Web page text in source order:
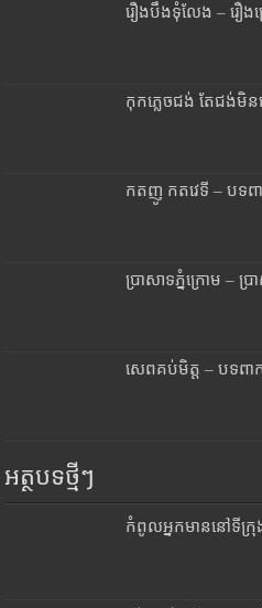
រឿងបឹងទុំលែង – រឿងព្រ
កុកភ្លេចជង់ តែជង់មិន
កតញូ កតវេទី – បទព
ប្រាសាទភ្នំក្រោម – ប្រា
សេពគប់មិត្ត – បទពា
អត្ថបទថ្មីៗ
កំពូលអ្នកមាននៅទីក្